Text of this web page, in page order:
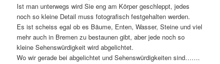
Ist man unterwegs wird Sie eng am Körper geschleppt, jedes
noch so kleine Detail muss fotografisch festgehalten werden.
Es ist scheiss egal ob es Bäume, Enten, Wasser, Steine und viel
mehr auch in Bremen zu bestaunen gibt, aber jede noch so
kleine Sehenswürdigkeit wird abgelichtet.
Wo wir gerade bei abgelichtet und Sehenswürdigkeiten sind…….